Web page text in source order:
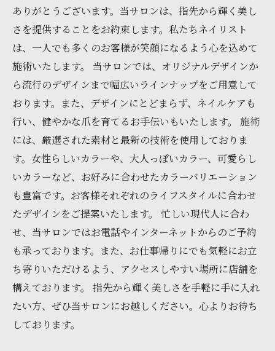
ありがとうございます。当サロンは、指先から輝く美し
さを提供することをお約束します。私たちネイリスト
は、一人でも多くのお客様が笑顔になるよう心を込めて
施術いたします。 当サロンでは、オリジナルデザインか
ら流行のデザインまで幅広いラインナップをご用意して
おります。また、デザインにとどまらず、ネイルケアも
行い、健やかな爪を育てるお手伝いもいたします。 施術
には、厳選された素材と最新の技術を使用しておりま
す。女性らしいカラーや、大人っぽいカラー、可愛らし
いカラーなど、お好みに合わせたカラーバリエーション
も豊富です。お客様それぞれのライフスタイルに合わせ
たデザインをご提案いたします。 忙しい現代人に合わ
せ、当サロンではお電話やインターネットからのご予約
も承っております。また、お仕事帰りにでも気軽にお立
ち寄りいただけるよう、アクセスしやすい場所に店舗を
構えております。 指先から輝く美しさを手軽に手に入れ
たい方、ぜひ当サロンにお越しください。心よりお待ち
しております。